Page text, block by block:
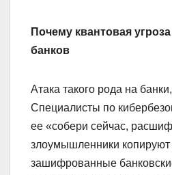
Почему квантовая
банков
Атака такого рода на
Специалисты по
ее «собери сейчас,
злоумышленники
зашифрованные